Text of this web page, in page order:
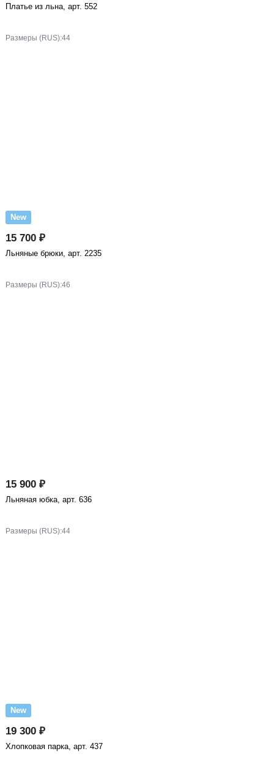
Платье из льна, арт. 552
Размеры (RUS):44
New
15 700 ₽
Льняные брюки, арт. 2235
Размеры (RUS):46
15 900 ₽
Льняная юбка, арт. 636
Размеры (RUS):44
New
19 300 ₽
Хлопковая парка, арт. 437